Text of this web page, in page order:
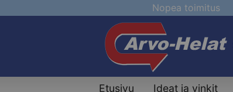
Nopea toimitus
Etusivu Ideat ja vinkit